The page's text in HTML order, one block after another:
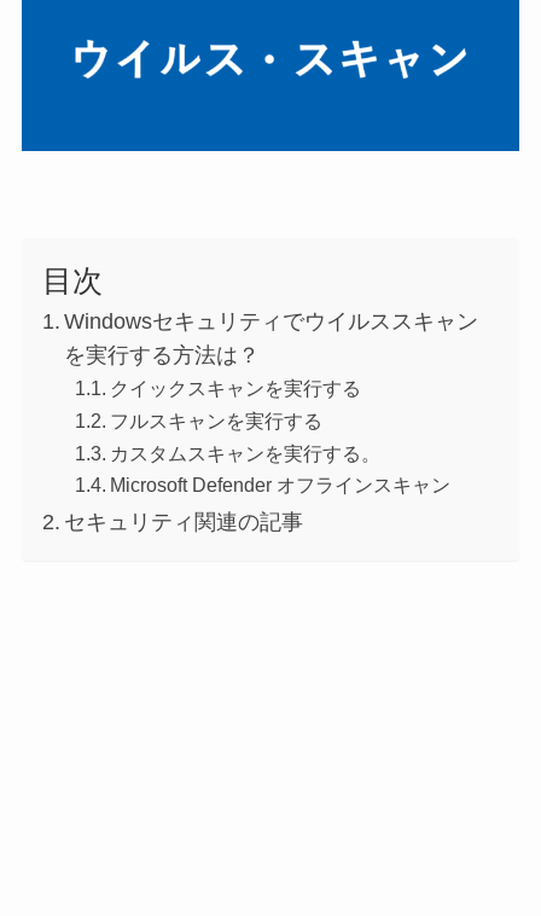
目次
Windowsセキュリティでウイルススキャン
を実行する方法は？
クイックスキャンを実行する
フルスキャンを実行する
カスタムスキャンを実行する。
Microsoft Defender オフラインスキャン
セキュリティ関連の記事